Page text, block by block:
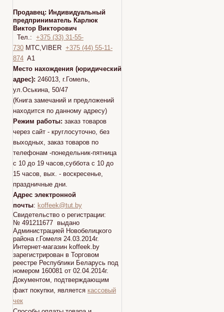
Продавец: Индивидуальный
предприниматель Карлюк
Виктор Викторович
Тел.: +375 (33) 31-55-
730 МТС,VIBER +375 (44) 55-11-
874 A1
Место нахождения (юридический
адрес): 246013, г.Гомель,
ул.Оськина, 50/47
(Книга замечаний и предложений
находится по данному адресу)
Режим работы: заказ товаров
через сайт - круглосуточно, без
выходных, заказ товаров по
телефонам -понедельник-пятница
с 10 до 19 часов,суббота с 10 до
15 часов, вых. - воскресенье,
праздничные дни.
Адрес электронной
почты: koffeek@tut.by
Свидетельство о регистрации:
№ 491211677 выдано
Администрацией Новобелицкого
района г.Гомеля 24.03.2014г.
Интернет-магазин koffeek.by
зарегистрирован в Торговом
реестре Республики Беларусь под
номером 160081 от 02.04.2014г.
Документом, подтверждающим
факт покупки, является кассовый
чек